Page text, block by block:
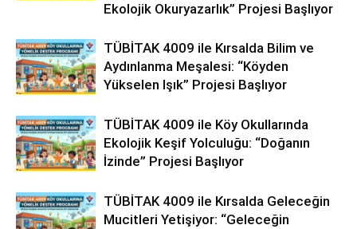
Ekolojik Okuryazarlık” Projesi Başlıyor
TÜBİTAK 4009 ile Kırsalda Bilim ve
Aydınlanma Meşalesi: “Köyden
Yükselen Işık” Projesi Başlıyor
TÜBİTAK 4009 ile Köy Okullarında
Ekolojik Keşif Yolculuğu: “Doğanın
İzinde” Projesi Başlıyor
TÜBİTAK 4009 ile Kırsalda Geleceğin
Mucitleri Yetişiyor: “Geleceğin